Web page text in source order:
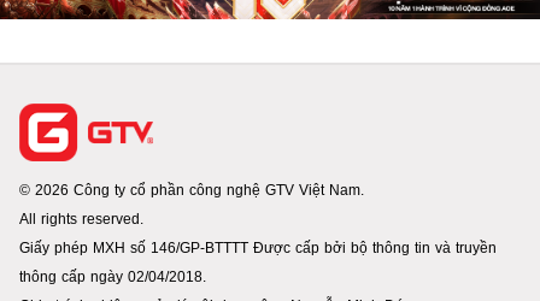
© 2026 Công ty cổ phần công nghệ GTV Việt Nam.
All rights reserved.
Giấy phép MXH số 146/GP-BTTTT Được cấp bởi bộ thông tin và truyền
thông cấp ngày 02/04/2018.